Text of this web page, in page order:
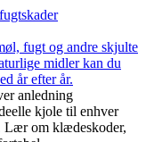
fugt og andre skjulte
midler kan du
år efter år.
anledning
kjole til enhver
Lær om klædeskoder,